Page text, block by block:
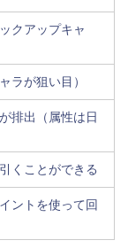
クアップキャ
ラが狙い目）
排出（属性は日
くことができる
ントを使って回